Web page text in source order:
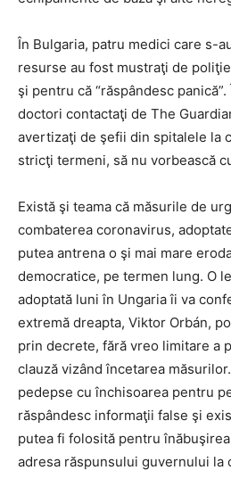
În Bulgaria, patru medici care s-
resurse au fost mustraţi de
şi pentru că “răspândesc
doctori contactaţi de The
avertizaţi de şefii din spitalele la
stricţi termeni, să nu vorbească
Există şi teama că măsurile de
combaterea coronavirus,
putea antrena o şi mai mare
democratice, pe termen lung. O
adoptată luni în Ungaria îi va
extremă dreapta, Viktor Orbán,
prin decrete, fără vreo limitare a
clauză vizând încetarea
pedepse cu închisoarea pentru
răspândesc informaţii false şi
putea fi folosită pentru
adresa răspunsului guvernului la